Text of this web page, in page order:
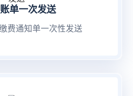
单一次发送
费通知单一次性发送